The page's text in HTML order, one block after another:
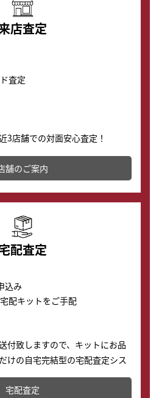
店査定
査定
3店舗での対面安心査定！
取りに出してお得に新しい時計
舗のご案内
配査定
込み
配キットをご手配
付致しますので、キットにお品
けの自宅完結型の宅配査定シス
定・買取に出すことが可能で
宅配査定